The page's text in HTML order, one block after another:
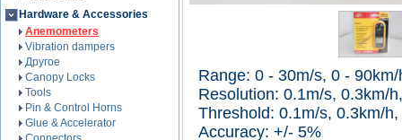
Hardware & Accessories
Anemometers
Vibration dampers
Другое
Canopy Locks
Tools
Pin & Control Horns
Glue & Accelerator
Range: 0 - 30m/s, 0 -
Resolution: 0.1m/s, 0.3km/
Threshold: 0.1m/s, 0.3km/
Accuracy: +/- 5%